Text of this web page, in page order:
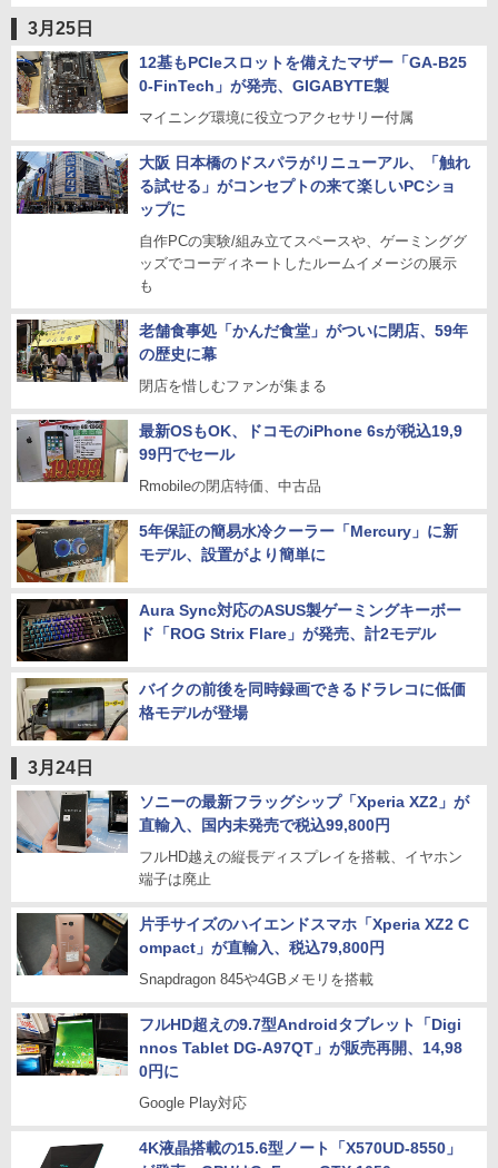
3月25日
12基もPCIeスロットを備えたマザー「GA-B25
0-FinTech」が発売、GIGABYTE製
マイニング環境に役立つアクセサリー付属
大阪 日本橋のドスパラがリニューアル、「触れ
る試せる」がコンセプトの来て楽しいPCショ
ップに
自作PCの実験/組み立てスペースや、ゲーミンググ
ッズでコーディネートしたルームイメージの展示
も
老舗食事処「かんだ食堂」がついに閉店、59年
の歴史に幕
閉店を惜しむファンが集まる
最新OSもOK、ドコモのiPhone 6sが税込19,9
99円でセール
Rmobileの閉店特価、中古品
5年保証の簡易水冷クーラー「Mercury」に新
モデル、設置がより簡単に
Aura Sync対応のASUS製ゲーミングキーボー
ド「ROG Strix Flare」が発売、計2モデル
バイクの前後を同時録画できるドラレコに低価
格モデルが登場
3月24日
ソニーの最新フラッグシップ「Xperia XZ2」が
直輸入、国内未発売で税込99,800円
フルHD越えの縦長ディスプレイを搭載、イヤホン
端子は廃止
片手サイズのハイエンドスマホ「Xperia XZ2 C
ompact」が直輸入、税込79,800円
Snapdragon 845や4GBメモリを搭載
フルHD超えの9.7型Androidタブレット「Digi
nnos Tablet DG-A97QT」が販売再開、14,98
0円に
Google Play対応
4K液晶搭載の15.6型ノート「X570UD-8550」